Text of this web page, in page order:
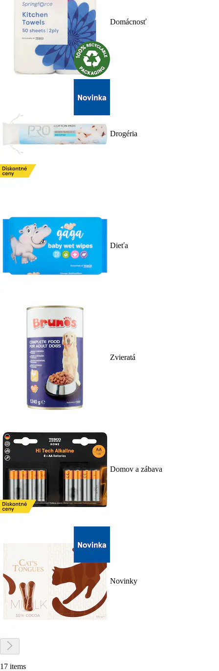
Domácnosť
Drogéria
Dieťa
Zvieratá
Domov a zábava
Novinky
17 items